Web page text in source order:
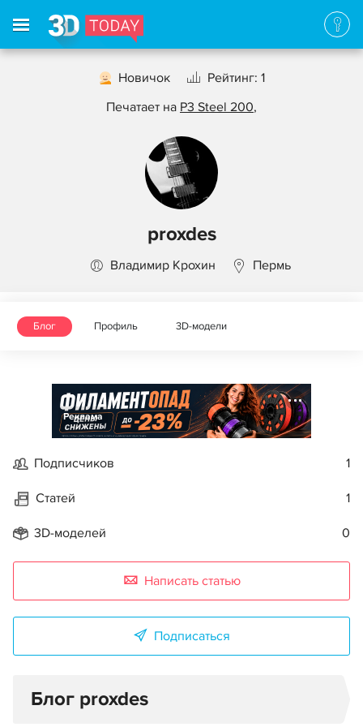
Новичок
Рейтинг: 1
Печатает на P3 Steel 200,
proxdes
Владимир Крохин Пермь
Блог Профиль 3D-модели
Реклама
Подписчиков 1
Статей 1
3D-моделей 0
Написать статью
Подписаться
Блог proxdes